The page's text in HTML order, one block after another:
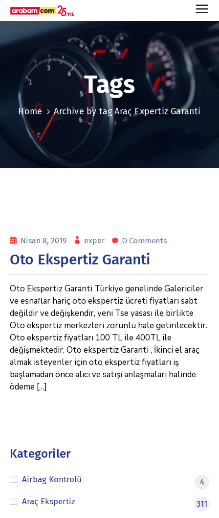
Tags
Home Archive by tag Araç Expertiz Garanti
Nisan 8, 2019 exper 0 Comments
Oto Ekspertiz Garanti
Oto Ekspertiz Garanti Türkiye genelinde Galericiler
ve esnaflar hariç oto ekspertiz ücreti fiyatları sabt
değildir ve değişkendir, yeni Tse yasası ile birlikte
Oto ekspertiz merkezleri zorunlu hale getirilecektir.
Oto ekspertiz fiyatları 100 TL ile 400TL ile
değişmektedir. Oto ekspertiz Garanti , İkinci el araç
almak isteyenler için oto ekspertiz fiyatları iş
başlamadan önce alıcı ve satışı anlaşmaları halinde
ödeme […]
Kategoriler
Airbag Kontrolü
4
Araç Ekspertiz
311